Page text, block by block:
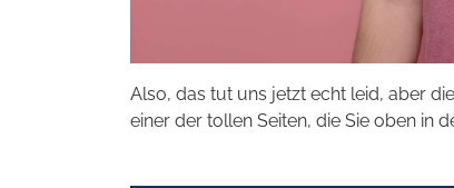
Also, das tut uns jetzt echt leid, aber
einer der tollen Seiten, die Sie oben in